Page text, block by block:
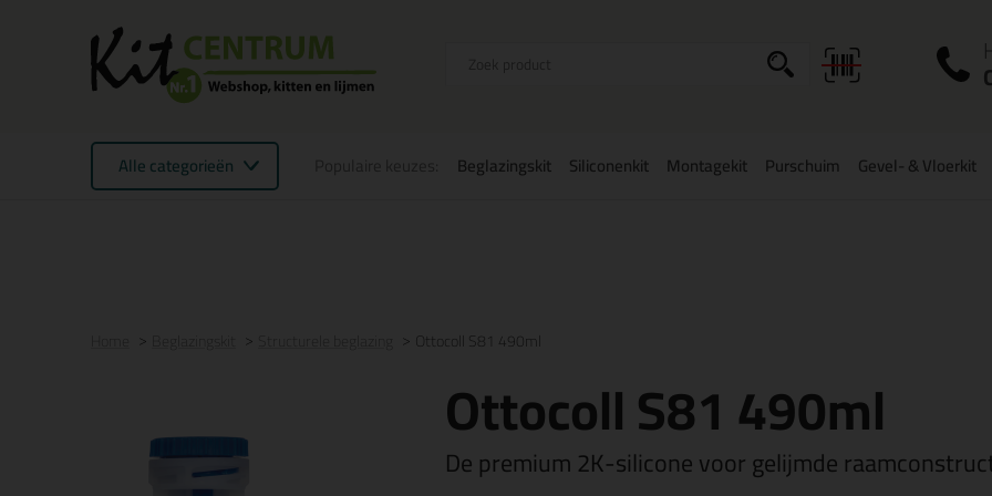
Alle categorieën Beglazingskit Siliconenkit Montagekit Purschuim Gevel- & Vloerkit
Ottocoll S81 490ml
Ottocoll S81 490ml
De premium 2K-silicone voor gelijmde